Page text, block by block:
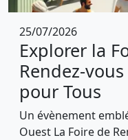
25/07/2026
Explorer la
Rendez-
pour Tous
Un évènement
Ouest La Foire de